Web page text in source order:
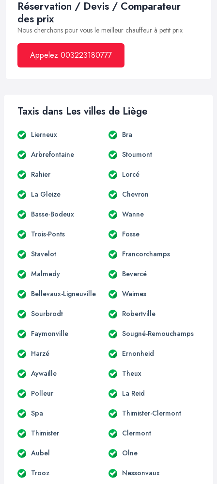
Réservation / Devis / Comparateur
des prix
Nous cherchons pour vous le meilleur chauffeur à petit prix
Appelez 003223180777
Taxis dans Les villes de Liège
Lierneux Bra
Arbrefontaine Stoumont
Rahier Lorcé
La Gleize Chevron
Basse-Bodeux Wanne
Trois-Ponts Fosse
Stavelot Francorchamps
Malmedy Bevercé
Bellevaux-Ligneuville Waimes
Sourbrodt Robertville
Faymonville Sougné-Remouchamps
Harzé Ernonheid
Aywaille Theux
Polleur La Reid
Spa Thimister-Clermont
Thimister Clermont
Aubel Olne
Trooz Nessonvaux